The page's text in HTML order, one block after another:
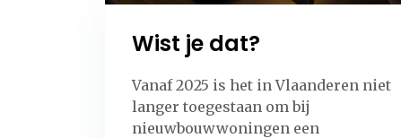
Wist je dat?
Vanaf 2025 is het in Vlaanderen niet
langer toegestaan om bij
nieuwbouwwoningen een